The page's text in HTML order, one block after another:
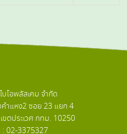
บโอพลัสเคม จำกัด
ำแหง2 ซอย 23 แยก 4
ขตประเวศ กทม. 10250
: 02-3375327